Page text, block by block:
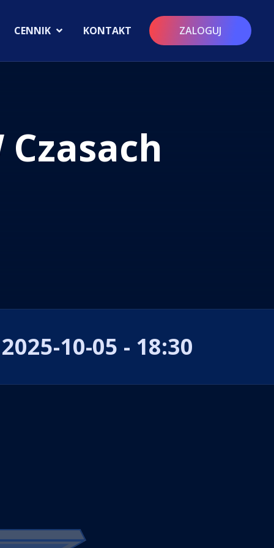
CENNIK KONTAKT ZALOGUJ
2025-10-05 - 18:30